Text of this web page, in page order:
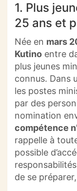
1. Plus
25 ans et
Née en mars
Kutino entre
plus jeunes
connus. Dans
les postes
par des
nomination
compétence
rappelle à
possible
de se